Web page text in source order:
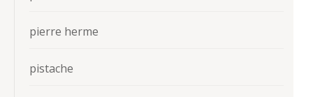
pierre herme
pistache